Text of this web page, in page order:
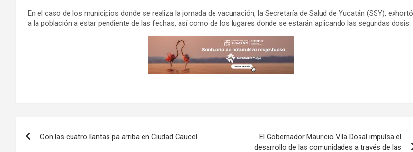
En el caso de los municipios donde se realiza la jornada de vacunación, la Secretaría de Salud de Yucatán (SSY), exhortó
a la población a estar pendiente de las fechas, así como de los lugares donde se estarán aplicando las segundas dosis.
Con las cuatro llantas pa arriba en Ciudad Caucel
El Gobernador Mauricio Vila Dosal impulsa el
desarrollo de las comunidades a través de las